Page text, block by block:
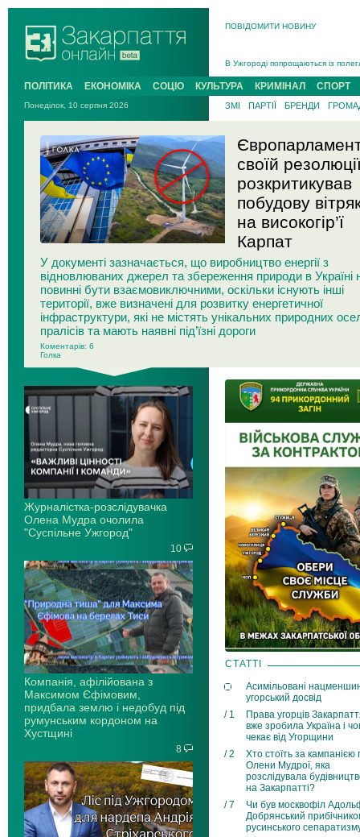
ПОВІДОМИТИ НОВИНУ
Інструктора районного ТЦК на
В Ужгороді 5 серпня
Підтвердили загибель
На війні з рф поліг військовий з
На війні загинув 26-річний
ПОЛІТИКА ЕКОНОМІКА СОЦІО КУЛЬТУРА КРИМІНАЛ СПОРТ
Понеділок, 10 серпня 2026 ЗМІ ПАРТІЇ БРЕНДИ
своїй
розкритикував
побудову
на високогір’ї
Карпат
У документі зазначається, що виробництво енергії з
відновлюваних джерел та збереження природи в Україні
повинні бути взаємовиключними, оскільки існують інші
території, вже визначені для розвитку енергетичної
інфраструктури, які не містять унікальних природних
пралісів та мають наявні під’їзні дороги
Коментарів: 6
Голка
Журналістка-розслідувачка
Олена Мудра очолила
"Суспільне Ужгород"
10
Компанія, афілійована з
Максимом Єфімовим,
придбала землю і недобуд під
румунським кордоном на
Хустщині
8
СТАТТІ
Асимільовані
угорський досвід
/ 1
Права угорців
вже зробила Україна і
чекає від Угорщини
/ 2
Хто стоїть за кампанією
Олени Мудрої, яка
розслідувала
на Закарпатті?
/ 7
Чи був москвофіл
Добрянський
русинського